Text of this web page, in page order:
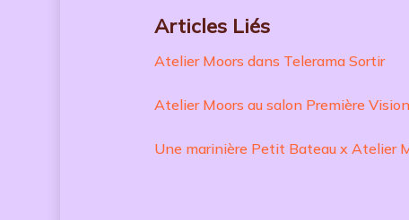
Articles Liés
Atelier Moors dans Telerama Sortir
Atelier Moors au salon Première Vision
Une marinière Petit Bateau x Atelier